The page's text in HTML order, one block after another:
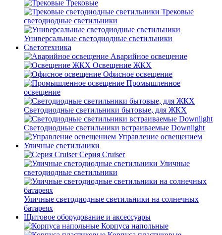
Трековые
Трековые
светодиодные светильники
Универсальные светодиодные светильники
Светотехника
Аварийное освещение
Освещение ЖКХ
Офисное освещение
Промышленное
освещение
Светодиодные светильники бытовые, для ЖКХ
Светодиодные светильники встраиваемые Downlight
Управление освещением
Уличные светильники
Серия Cruiser
Уличные
светодиодные светильники
Уличные светодиодные светильники на солнечных
батареях
Щитовое оборудование и аксессуары
Корпуса напольные